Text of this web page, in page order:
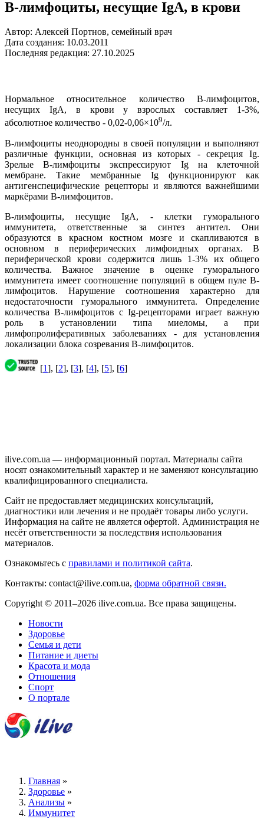
В-лимфоциты, несущие IgA, в крови
Автор: Алексей Портнов, семейный врач
Дата создания: 10.03.2011
Последняя редакция: 27.10.2025
Нормальное относительное количество В-лимфоцитов,
несущих IgA, в крови у взрослых составляет 1-3%,
абсолютное количество - 0,02-0,06×109/л.
В-лимфоциты неоднородны в своей популяции и выполняют
различные функции, основная из которых - секреция Ig.
Зрелые В-лимфоциты экспрессируют Ig на клеточной
мембране. Такие мембранные Ig функционируют как
антигенспецифические рецепторы и являются важнейшими
маркёрами В-лимфоцитов.
В-лимфоциты, несущие IgA, - клетки гуморального
иммунитета, ответственные за синтез антител. Они
образуются в красном костном мозге и скапливаются в
основном в периферических лимфоидных органах. В
периферической крови содержится лишь 1-3% их общего
количества. Важное значение в оценке гуморального
иммунитета имеет соотношение популяций в общем пуле В-
лимфоцитов. Нарушение соотношения характерно для
недостаточности гуморального иммунитета. Определение
количества В-лимфоцитов с Ig-рецепторами играет важную
роль в установлении типа миеломы, а при
лимфопролиферативных заболеваниях - для установления
локализации блока созревания В-лимфоцитов.
[1], [2], [3], [4], [5], [6]
ilive.com.ua — информационный портал. Материалы сайта
носят ознакомительный характер и не заменяют консультацию
квалифицированного специалиста.
Сайт не предоставляет медицинских консультаций,
диагностики или лечения и не продаёт товары либо услуги.
Информация на сайте не является офертой. Администрация не
несёт ответственности за последствия использования
материалов.
Ознакомьтесь с правилами и политикой сайта.
Контакты: contact@ilive.com.ua, форма обратной связи.
Copyright © 2011–2026 ilive.com.ua. Все права защищены.
Новости
Здоровье
Семья и дети
Питание и диеты
Красота и мода
Отношения
Спорт
О портале
Главная »
Здоровье »
Анализы »
Иммунитет